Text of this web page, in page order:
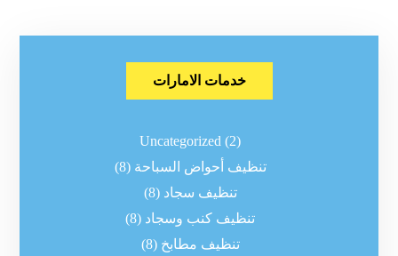
خدمات الامارات
Uncategorized (2)
تنظيف أحواض السباحة (8)
تنظيف سجاد (8)
تنظيف كنب وسجاد (8)
تنظيف مطابخ (8)